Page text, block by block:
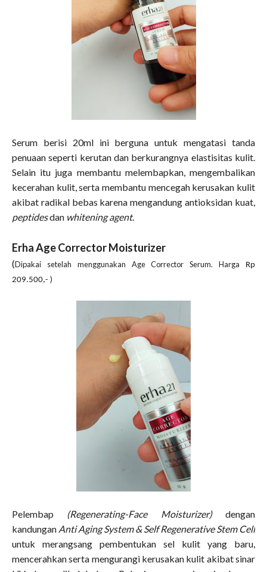
Serum berisi 20ml ini berguna untuk mengatasi tanda
penuaan seperti kerutan dan berkurangnya elastisitas kulit.
Selain itu juga membantu melembapkan, mengembalikan
kecerahan kulit, serta membantu mencegah kerusakan kulit
akibat radikal bebas karena mengandung antioksidan kuat,
peptidesdan whitening agent.
Erha Age Corrector Moisturizer
(Dipakai setelah menggunakan Age Corrector Serum. Harga Rp
209.500,- )
Pelembap (Regenerating-Face Moisturizer)dengan
kandungan Anti Aging System & Self Regenerative Stem Cell
untuk merangsang pembentukan sel kulit yang baru,
mencerahkan serta mengurangi kerusakan kulit akibat sinar